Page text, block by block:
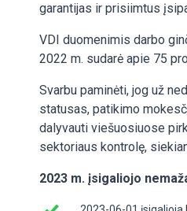
garantijas ir prisiimtus
VDI duomenimis darbo
2022 m. sudarė apie 75
Svarbu paminėti, jog už
statusas, patikimo
dalyvauti viešuosiuose
sektoriaus kontrolę,
2023 m. įsigaliojo